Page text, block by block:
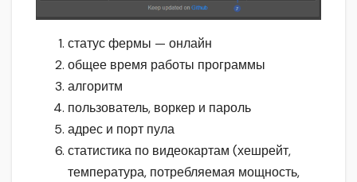
статус фермы — онлайн
общее время работы программы
алгоритм
пользователь, воркер и пароль
адрес и порт пула
статистика по видеокартам (хешрейт,
температура, потребляемая мощность,